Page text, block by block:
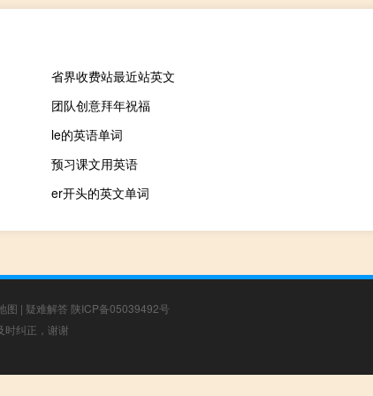
省界收费站最近站英文
团队创意拜年祝福
le的英语单词
预习课文用英语
er开头的英文单词
图 | 疑难解答 陕ICP备05039492号
时纠正，谢谢